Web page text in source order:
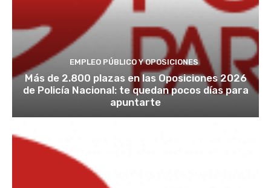
EMPLEO PÚBLICO Y OPOSICIONES
Más de 2.800 plazas en las Oposiciones 2026
de Policía Nacional: te quedan pocos días para
apuntarte